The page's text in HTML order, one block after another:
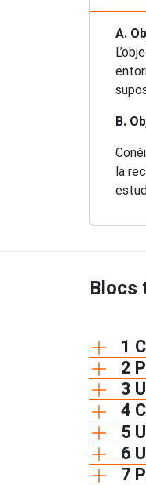
A.
B.
la
Blocs
1
2
3
4
5
6
7